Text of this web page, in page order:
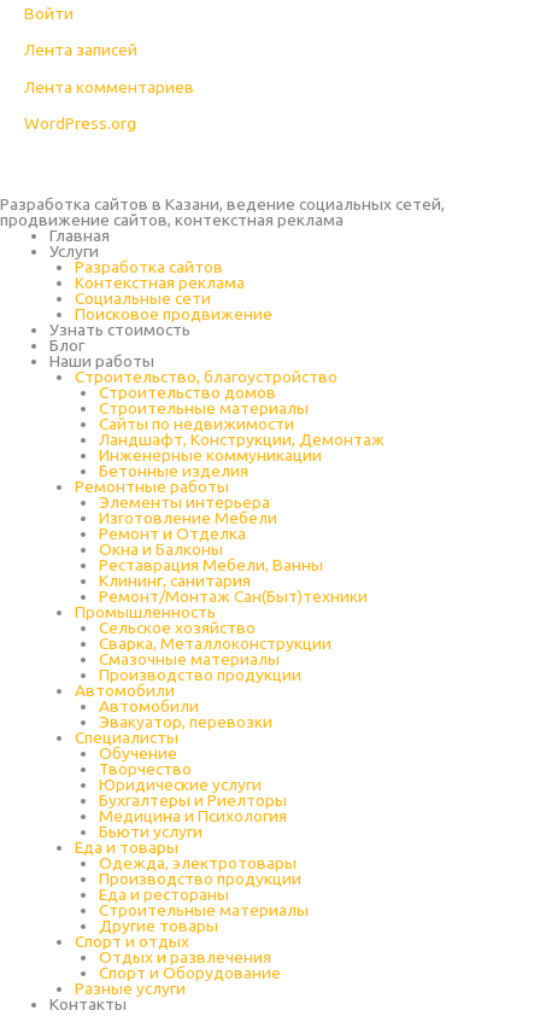
Войти
Лента записей
Лента комментариев
WordPress.org
Разработка сайтов в Казани, ведение социальных сетей,
продвижение сайтов, контекстная реклама
Главная
Услуги
Разработка сайтов
Контекстная реклама
Социальные сети
Поисковое продвижение
Узнать стоимость
Блог
Наши работы
Строительство, благоустройство
Строительство домов
Строительные материалы
Сайты по недвижимости
Ландшафт, Конструкции, Демонтаж
Инженерные коммуникации
Бетонные изделия
Ремонтные работы
Элементы интерьера
Изготовление Мебели
Ремонт и Отделка
Окна и Балконы
Реставрация Мебели, Ванны
Клининг, санитария
Ремонт/Монтаж Сан(Быт)техники
Промышленность
Cельское хозяйство
Сварка, Металлоконструкции
Cмазочные материалы
Производство продукции
Автомобили
Автомобили
Эвакуатор, перевозки
Специалисты
Обучение
Творчество
Юридические услуги
Бухгалтеры и Риелторы
Медицина и Психология
Бьюти услуги
Еда и товары
Одежда, электротовары
Производство продукции
Еда и рестораны
Строительные материалы
Другие товары
Спорт и отдых
Отдых и развлечения
Спорт и Оборудование
Разные услуги
Контакты